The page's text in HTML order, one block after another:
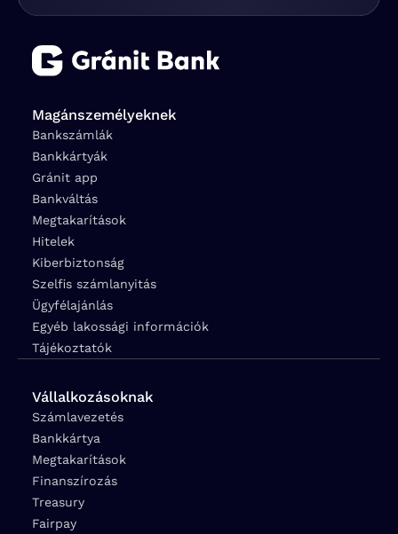
Magánszemélyeknek
Bankszámlák
Bankkártyák
Gránit app
Bankváltás
Megtakarítások
Hitelek
Kiberbiztonság
Szelfis számlanyitás
Ügyfélajánlás
Egyéb lakossági információk
Tájékoztatók
Vállalkozásoknak
Számlavezetés
Bankkártya
Megtakarítások
Finanszírozás
Treasury
Fairpay